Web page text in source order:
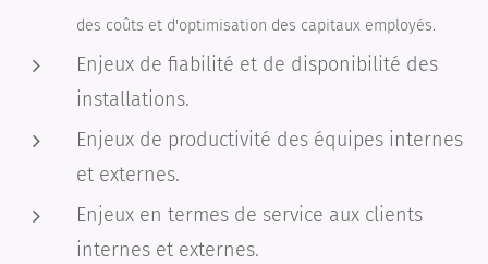
des coûts et d'optimisation des capitaux employés.
Enjeux de fiabilité et de disponibilité des
installations.
Enjeux de productivité des équipes internes
et externes.
Enjeux en termes de service aux clients
internes et externes.